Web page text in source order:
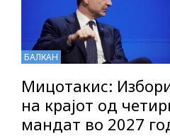
БАЛКАН
Мицотакис:
на крајот од
мандат во 2027